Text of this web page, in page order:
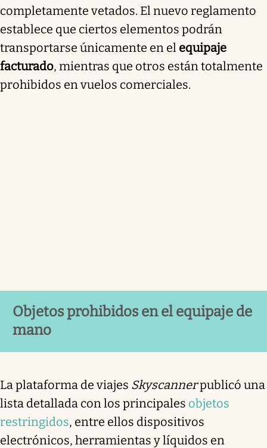
completamente vetados. El nuevo reglamento
establece que ciertos elementos podrán
transportarse únicamente en el equipaje
facturado, mientras que otros están totalmente
prohibidos en vuelos comerciales.
Objetos prohibidos en el equipaje de
mano
La plataforma de viajes Skyscannerpublicó una
lista detallada con los principales objetos
restringidos, entre ellos dispositivos
electrónicos, herramientas y líquidos en